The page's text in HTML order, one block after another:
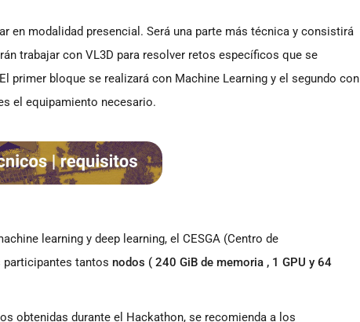
en modalidad presencial. Será una parte más técnica y consistirá
trabajar con VL3D para resolver retos específicos que se
primer bloque se realizará con Machine Learning y el segundo con
el equipamiento necesario.
learning y deep learning, el CESGA (Centro de
participantes tantos nodos ( 240 GiB de memoria , 1 GPU y 64
obtenidas durante el Hackathon, se recomienda a los